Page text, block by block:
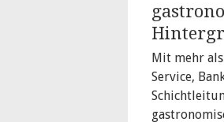
Mit mehr
Service,